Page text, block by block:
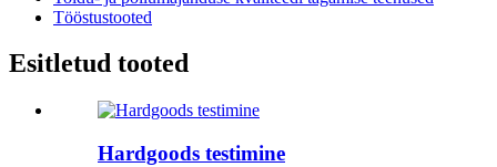
Tööstustooted
Esitletud tooted
Hardgoods testimine